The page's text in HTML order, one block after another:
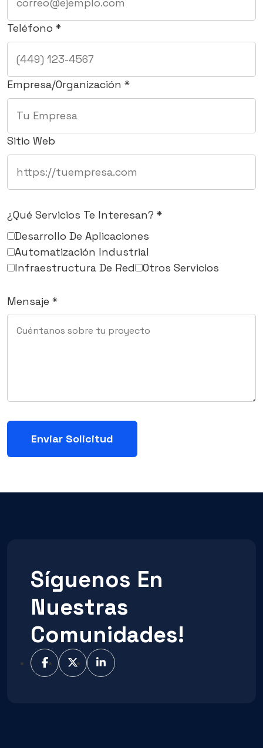
Teléfono *
Empresa/Organización *
Sitio Web
¿Qué Servicios Te Interesan? *
Desarrollo De Aplicaciones
Automatización Industrial
Infraestructura De Red
Otros Servicios
Mensaje *
Síguenos En
Nuestras
Comunidades!